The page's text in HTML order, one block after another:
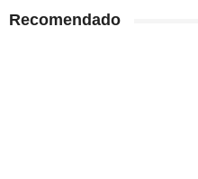
Recomendado